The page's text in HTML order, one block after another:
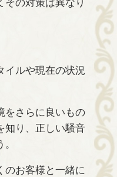
その対策は異なり
イルや現在の状況
をさらに良いもの
知り、正しい騒音
のお客様と一緒に